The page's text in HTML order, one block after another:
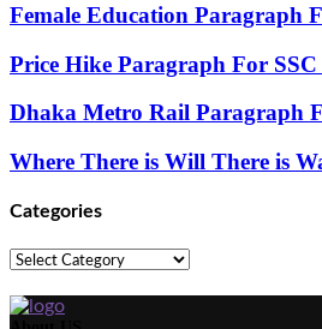
Female Education Paragraph
Price Hike Paragraph For
Dhaka Metro Rail Paragraph
Where There is Will There is
Categories
Categories